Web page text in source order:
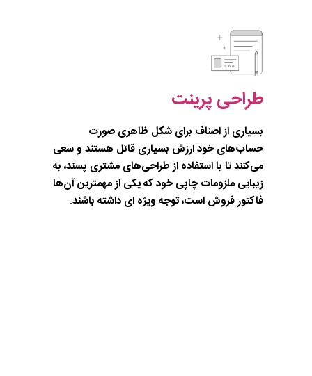
طراحی پرینت
بسیاری از اصناف برای شکل ظاهری صورت
حساب‌های خود ارزش بسیاری قائل هستند و سعی
می‌کنند تا با استفاده از طراحی‌های مشتری پسند، به
زیبایی ملزومات چاپی خود که یکی از مهمترین آن‌ها
فاکتور فروش است، توجه ویژه ای داشته باشند.